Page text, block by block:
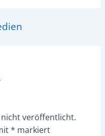
nicht veröffentlicht.
* markiert